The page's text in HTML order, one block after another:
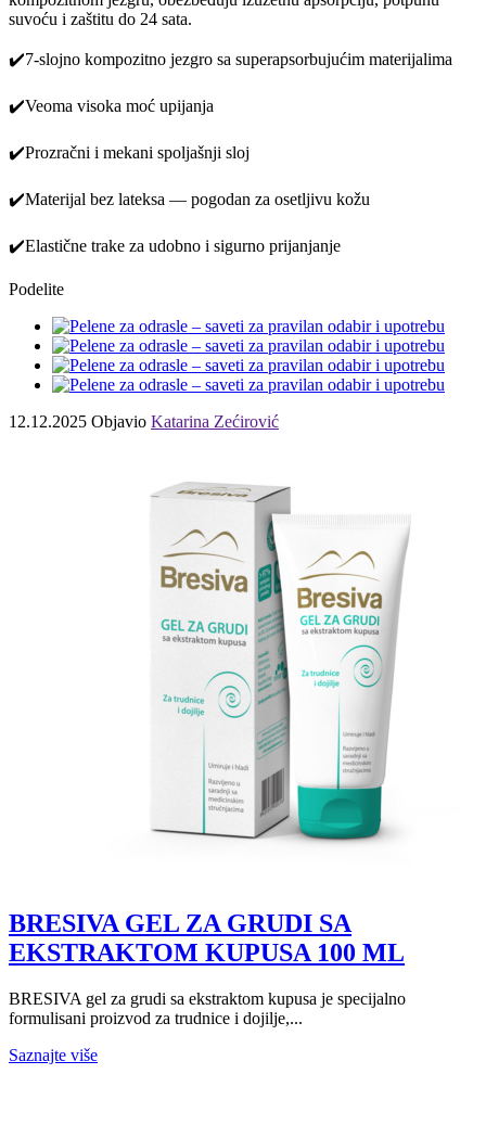
suvoću i zaštitu do 24 sata.
✔️7-slojno kompozitno jezgro sa superapsorbujućim materijalima
✔️Veoma visoka moć upijanja
✔️Prozračni i mekani spoljašnji sloj
✔️Materijal bez lateksa — pogodan za osetljivu kožu
✔️Elastične trake za udobno i sigurno prijanjanje
Podelite
12.12.2025 Objavio Katarina Zećirović
BRESIVA GEL ZA GRUDI SA
EKSTRAKTOM KUPUSA 100 ML
BRESIVA gel za grudi sa ekstraktom kupusa je specijalno
formulisani proizvod za trudnice i dojilje,...
Saznajte više